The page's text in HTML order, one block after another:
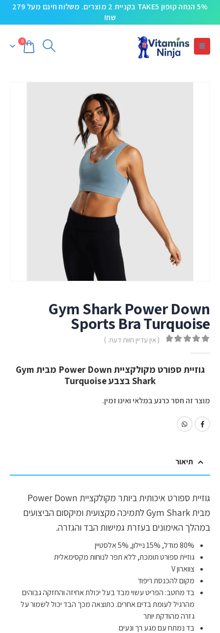
5% הנחה קופון TAKE5 בקניית 2 מוצרים. משלוח חינם מעל 279
שח!
0
Gym Shark Power Down
Sports Bra Turquoise
( אין עדיין חוות דעת. )
גוזיית ספורט מקולקציית Power Down מבית Gym
Shark בצבע Turquoise
מוצר זה חסר כרגע במלאי ואינו זמין.
תיאור
גוזיית ספורט איכותית ביותר מקולקציית Power Down
מבית Gym Shark לתמיכה מקצועית ומיקסום הביצועים
במהלך האימונים בעזרת גמישות הבד והגזרה.
80% מודל, 15% ניילון, 5% אלסטיין
גוזיית ספורט תומכת, ללא תפר לנוחות מקסימאלית
צווארון V
מקום להכנסת ריפוד
בד מחטב: הפריט עשוי מבד בעל יכולת אחיזה והחזקה גבוהים
מהרגיל לעומת בדים אחרים. כתוצאה מכך הבד יכול לשמור על
גזרה מהודקת יותר
בד נמתח עם מגע רך ונעים